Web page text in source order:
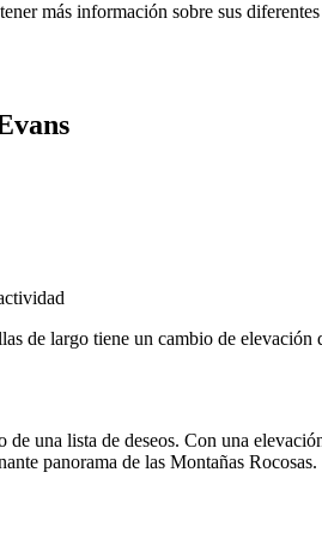
más información sobre sus
de largo tiene un cambio de elevación
una lista de deseos. Con una
panorama de las Montañas Rocosas.